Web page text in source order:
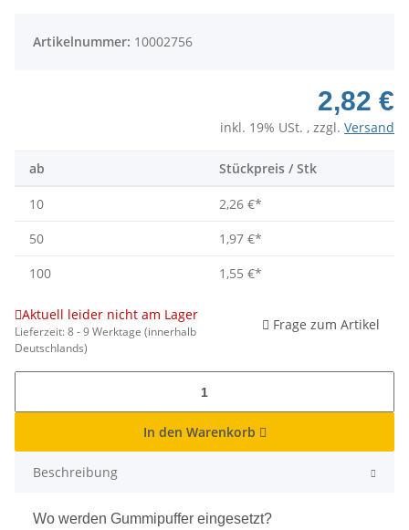
Artikelnummer: 10002756
2,82 €
inkl. 19% USt. , zzgl. Versand
ab Stückpreis / Stk
10 2,26 €*
50
1,97 €*
100
1,55 €*
Aktuell leider nicht am Lager
Lieferzeit:8 - 9 Werktage (innerhalb
Deutschlands)
Frage zum Artikel
In den Warenkorb
Beschreibung
Wo werden Gummipuffer eingesetzt?